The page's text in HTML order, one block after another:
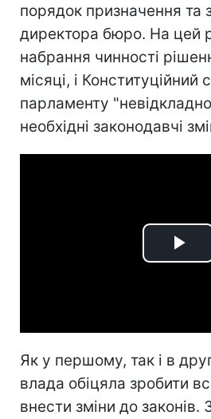
порядок призначення та
директора бюро. На цей
набрання чинності
місяці, і Конституційний
парламенту
необхідні законодавчі
Як у першому, так і в
влада обіцяла зробити
внести зміни до законів.